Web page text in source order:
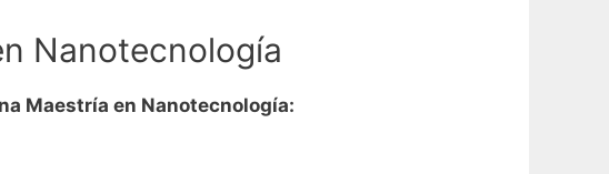
Nanotecnología
Maestría en Nanotecnología: